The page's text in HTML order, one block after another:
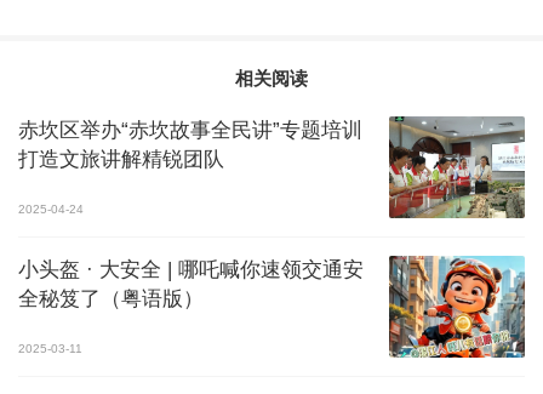
相关阅读
赤坎区举办“赤坎故事全民讲”专题培训
打造文旅讲解精锐团队
2025-04-24
小头盔 · 大安全 | 哪吒喊你速领交通安
全秘笈了（粤语版）
2025-03-11